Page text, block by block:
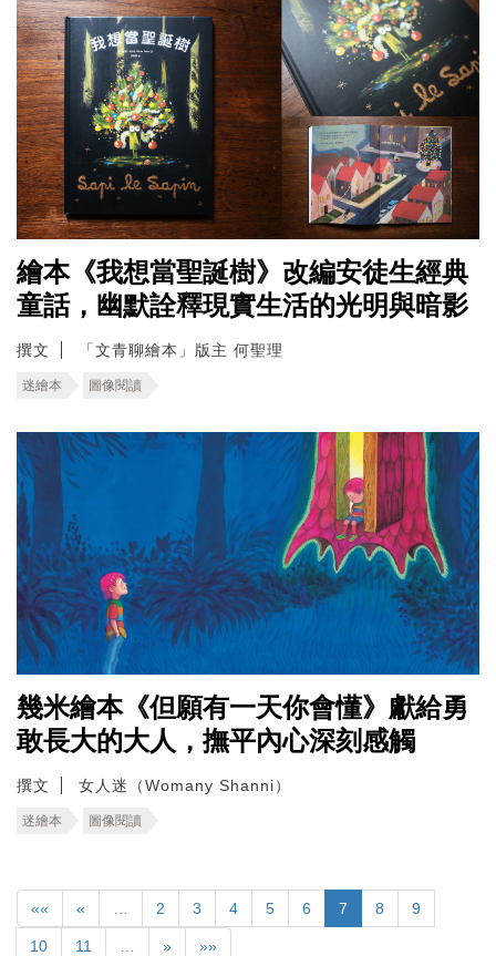
繪本《我想當聖誕樹》改編安徒生經典
童話，幽默詮釋現實生活的光明與暗影
撰文 「文青聊繪本」版主 何聖理
迷繪本 圖像閱讀
幾米繪本《但願有一天你會懂》獻給勇
敢長大的大人，撫平內心深刻感觸
撰文 女人迷（Womany Shanni）
迷繪本 圖像閱讀
«« « 2 3 4 5 6 7 8 9
10 11 » »»